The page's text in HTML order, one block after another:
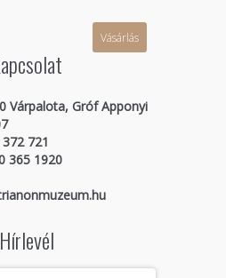
Vásárlás
Várpalota, Gróf Apponyi
721
365 1920
Hírlevél